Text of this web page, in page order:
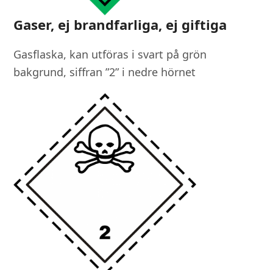
Gaser, ej brandfarliga, ej giftiga
Gasflaska, kan utföras i svart på grön
bakgrund, siffran ”2” i nedre hörnet